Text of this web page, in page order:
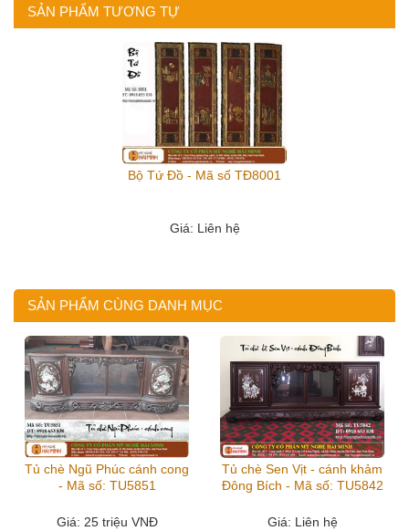
SẢN PHẨM TƯƠNG TỰ
Bộ Tứ Đồ - Mã số TĐ8001
Giá: Liên hệ
SẢN PHẨM CÙNG DANH MỤC
Tủ chè Ngũ Phúc cánh cong
- Mã số: TU5851
Giá: 25 triệu VNĐ
Tủ chè Sen Vịt - cánh khảm
Đông Bích - Mã số: TU5842
Giá: Liên hệ